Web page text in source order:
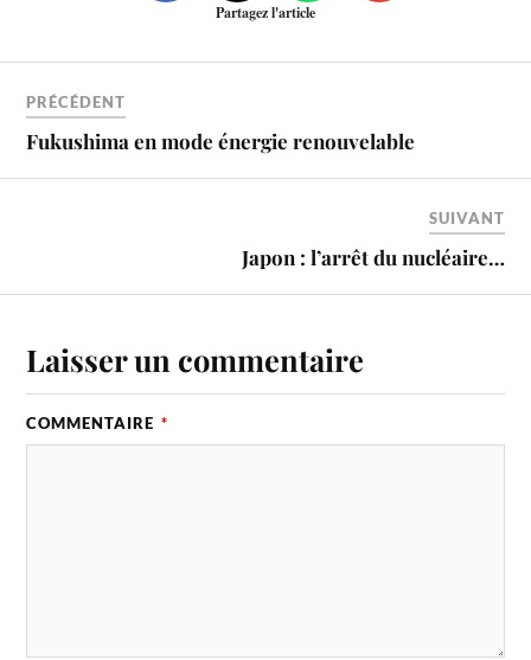
Partagez l'article
PRÉCÉDENT
Fukushima en mode énergie renouvelable
SUIVANT
Japon : l’arrêt du nucléaire…
Laisser un commentaire
COMMENTAIRE *